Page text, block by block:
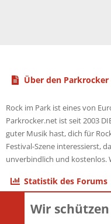
Über den Parkrocker
Rock im Park ist eines von
Parkrocker.net ist seit 2003
guter Musik hast, dich für
Festival-Szene interessierst,
unverbindlich und kostenlos.
Statistik des Forums
ThemenWir